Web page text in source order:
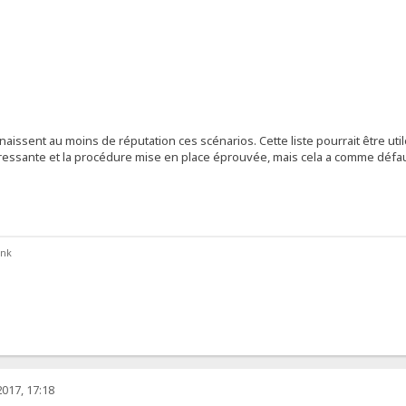
au moins de réputation ces scénarios. Cette liste pourrait être
et la procédure mise en place éprouvée, mais cela a comme
17:18